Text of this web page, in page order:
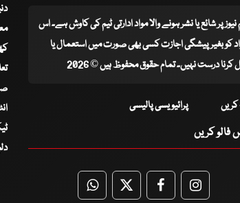
پر شائع یا نشر ہونے والا مواد ادارتی ٹیم کی کاوش ہے۔ اس
کو بغیر پیشگی اجازت کسی بھی صورت میں استعمال یا
کرنا درست نہیں۔ تمام حقوق محفوظ ہیں © 2026
کریں پرائیویسی پالیسی
فالو کریں
WhatsApp
TwitterFacebook